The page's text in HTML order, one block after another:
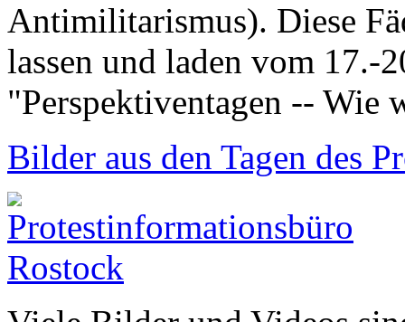
Antimilitarismus). Diese
lassen und laden vom 17.-
"Perspektiventagen -- Wie
Bilder aus den Tagen des